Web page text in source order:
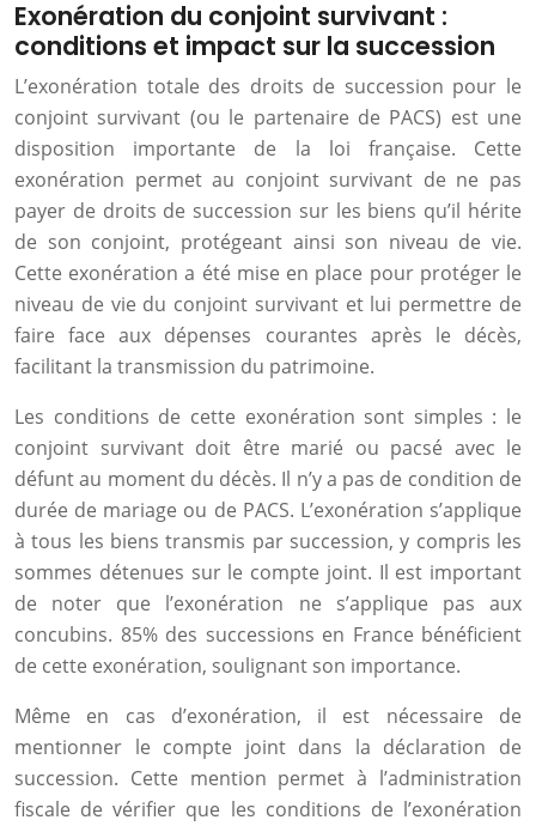
Exonération du conjoint survivant :
conditions et impact sur la succession
L’exonération totale des droits de succession pour le
conjoint survivant (ou le partenaire de PACS) est une
disposition importante de la loi française. Cette
exonération permet au conjoint survivant de ne pas
payer de droits de succession sur les biens qu’il hérite
de son conjoint, protégeant ainsi son niveau de vie.
Cette exonération a été mise en place pour protéger le
niveau de vie du conjoint survivant et lui permettre de
faire face aux dépenses courantes après le décès,
facilitant la transmission du patrimoine.
Les conditions de cette exonération sont simples : le
conjoint survivant doit être marié ou pacsé avec le
défunt au moment du décès. Il n’y a pas de condition de
durée de mariage ou de PACS. L’exonération s’applique
à tous les biens transmis par succession, y compris les
sommes détenues sur le compte joint. Il est important
de noter que l’exonération ne s’applique pas aux
concubins. 85% des successions en France bénéficient
de cette exonération, soulignant son importance.
Même en cas d’exonération, il est nécessaire de
mentionner le compte joint dans la déclaration de
succession. Cette mention permet à l’administration
fiscale de vérifier que les conditions de l’exonération